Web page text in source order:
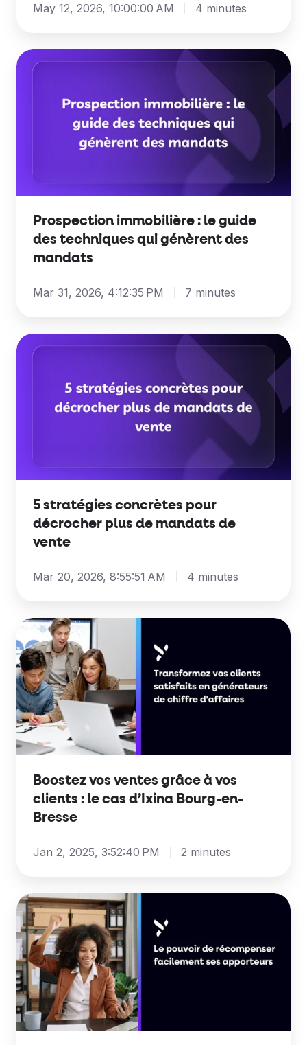
May 12, 2026, 10:00:00 AM 4 minutes
Prospection
techniques
qui
génèrent
Prospection immobilière : le guide
des techniques qui génèrent des
mandats
Mar 31, 2026, 4:12:35 PM 7 minutes
5
concrètes
mandats
vente
5 stratégies concrètes pour
décrocher plus de mandats de
vente
Mar 20, 2026, 8:55:51 AM 4 minutes
Boostez
vos
ventes
grâce
à
vos
clients
cas
d’Ixina
en-
Boostez vos ventes grâce à vos
clients : le cas d’Ixina Bourg-en-
Bresse
Jan 2, 2025, 3:52:40 PM 2 minutes
L'importance
de
récompenser
légalement
vos
apporteurs
d'affaires